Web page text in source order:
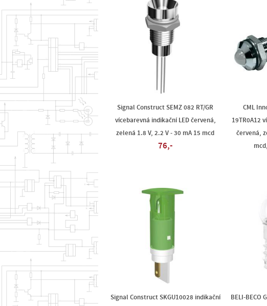
Signal Construct SEMZ 082 RT/GR
vícebarevná indikační LED červená,
zelená 1.8 V, 2.2 V - 30 mA 15 mcd
76,-
CML
19TR0A12
červená,
Signal Construct SKGU10028 indikační
BELI-BECO